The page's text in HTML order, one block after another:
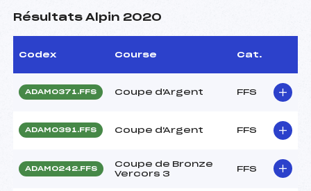
Résultats Alpin 2020
Codex Course Cat.
ADAM0371.FFS Coupe d'Argent FFS
ADAM0391.FFS Coupe d'Argent FFS
ADAM0242.FFS
Coupe de Bronze
Vercors 3
FFS